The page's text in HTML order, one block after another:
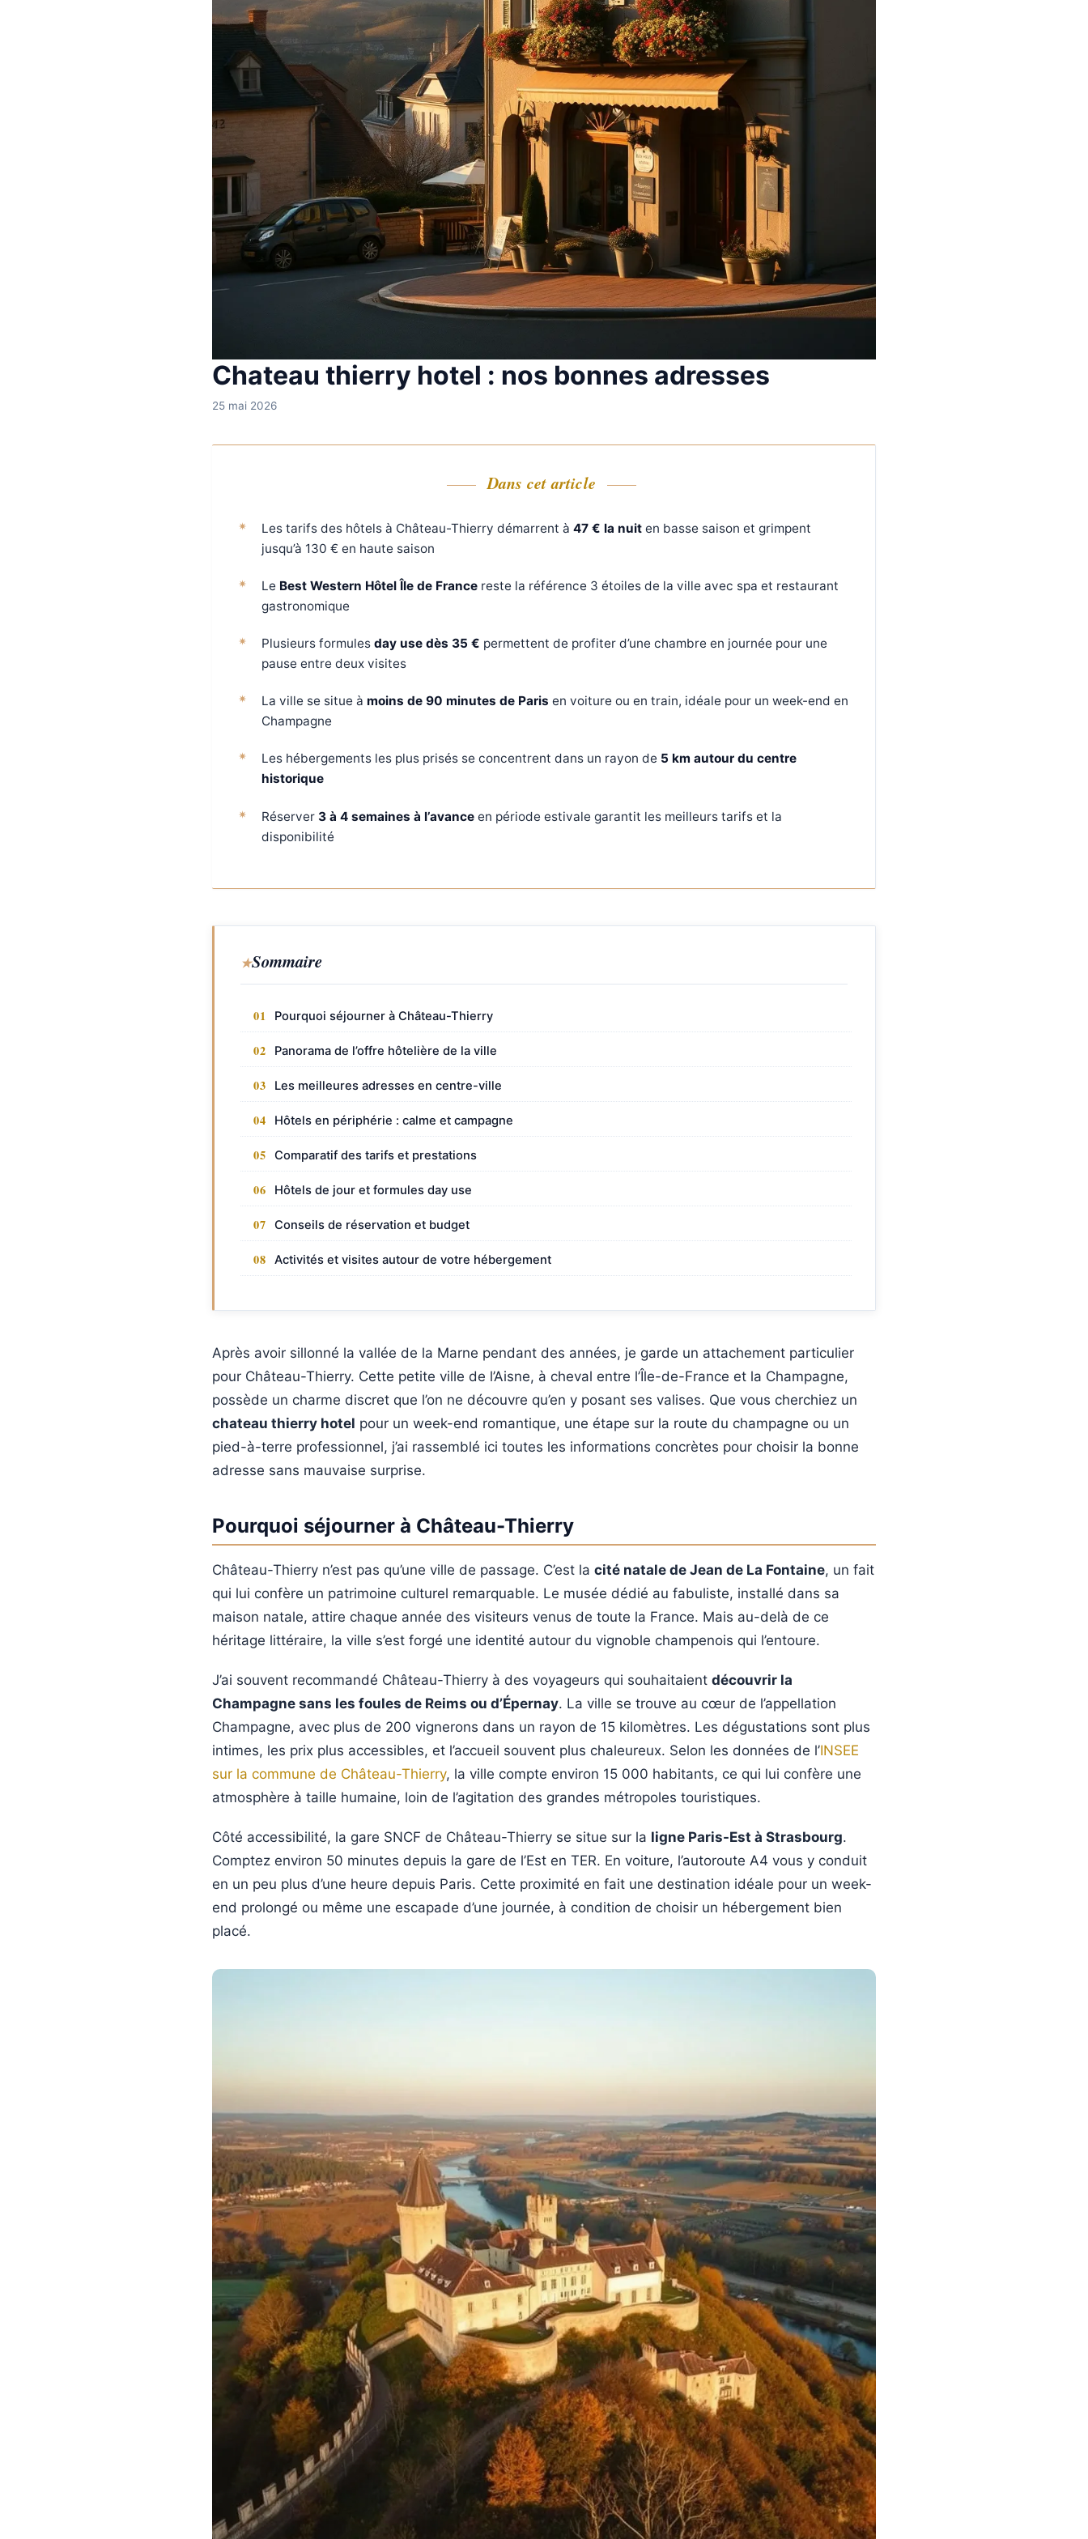
Chateau thierry hotel : nos bonnes adresses
25 mai 2026
Dans cet article
Les tarifs des hôtels à Château-Thierry démarrent à 47 € la nuiten basse saison et grimpent
jusqu’à 130 € en haute saison
Le Best Western Hôtel Île de Francereste la référence 3 étoiles de la ville avec spa et restaurant
gastronomique
Plusieurs formules day use dès 35 € permettent de profiter d’une chambre en journée pour une
pause entre deux visites
La ville se situe à moins de 90 minutes de Paris en voiture ou en train, idéale pour un week-end en
Champagne
Les hébergements les plus prisés se concentrent dans un rayon de 5 km autour du centre
historique
Réserver 3 à 4 semaines à l’avanceen période estivale garantit les meilleurs tarifs et la
disponibilité
Sommaire
Pourquoi séjourner à Château-Thierry
Panorama de l’offre hôtelière de la ville
Les meilleures adresses en centre-ville
Hôtels en périphérie : calme et campagne
Comparatif des tarifs et prestations
Hôtels de jour et formules day use
Conseils de réservation et budget
Activités et visites autour de votre hébergement
Après avoir sillonné la vallée de la Marne pendant des années, je garde un attachement particulier
pour Château-Thierry. Cette petite ville de l’Aisne, à cheval entre l’Île-de-France et la Champagne,
possède un charme discret que l’on ne découvre qu’en y posant ses valises. Que vous cherchiez un
chateau thierry hotel pour un week-end romantique, une étape sur la route du champagne ou un
pied-à-terre professionnel, j’ai rassemblé ici toutes les informations concrètes pour choisir la bonne
adresse sans mauvaise surprise.
Pourquoi séjourner à Château-Thierry
Château-Thierry n’est pas qu’une ville de passage. C’est la cité natale de Jean de La Fontaine, un fait
qui lui confère un patrimoine culturel remarquable. Le musée dédié au fabuliste, installé dans sa
maison natale, attire chaque année des visiteurs venus de toute la France. Mais au-delà de ce
héritage littéraire, la ville s’est forgé une identité autour du vignoble champenois qui l’entoure.
J’ai souvent recommandé Château-Thierry à des voyageurs qui souhaitaient découvrir la
Champagne sans les foules de Reims ou d’Épernay. La ville se trouve au cœur de l’appellation
Champagne, avec plus de 200 vignerons dans un rayon de 15 kilomètres. Les dégustations sont plus
intimes, les prix plus accessibles, et l’accueil souvent plus chaleureux. Selon les données de l’INSEE
sur la commune de Château-Thierry, la ville compte environ 15 000 habitants, ce qui lui confère une
atmosphère à taille humaine, loin de l’agitation des grandes métropoles touristiques.
Côté accessibilité, la gare SNCF de Château-Thierry se situe sur la ligne Paris-Est à Strasbourg.
Comptez environ 50 minutes depuis la gare de l’Est en TER. En voiture, l’autoroute A4 vous y conduit
en un peu plus d’une heure depuis Paris. Cette proximité en fait une destination idéale pour un week-
end prolongé ou même une escapade d’une journée, à condition de choisir un hébergement bien
placé.